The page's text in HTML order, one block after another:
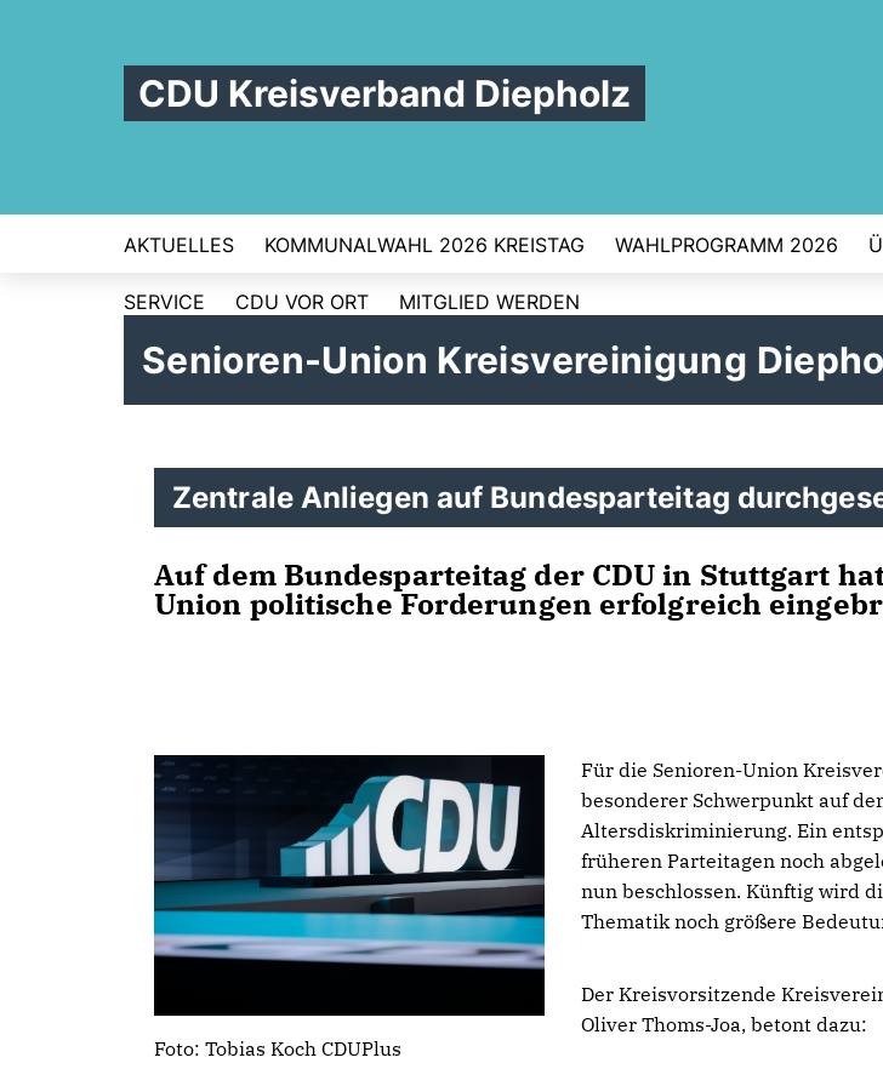
CDU Kreisverband Diepholz
AKTUELLES KOMMUNALWAHL 2026 KREISTAG WAHLPROGRAMM 2026
SERVICE CDU VOR ORT MITGLIED WERDEN
Senioren-Union Kreisvereinigung
Zentrale Anliegen auf Bundesparteitag
Auf dem Bundesparteitag der CDU in Stuttgart
Union politische Forderungen erfolgreich
Foto: Tobias Koch CDUPlus
Für die Senioren-Union
besonderer Schwerpunkt auf
Altersdiskriminierung. Ein
früheren Parteitagen noch
nun beschlossen. Künftig wird
Thematik noch größere
Der Kreisvorsitzende
Oliver Thoms-Joa, betont dazu: